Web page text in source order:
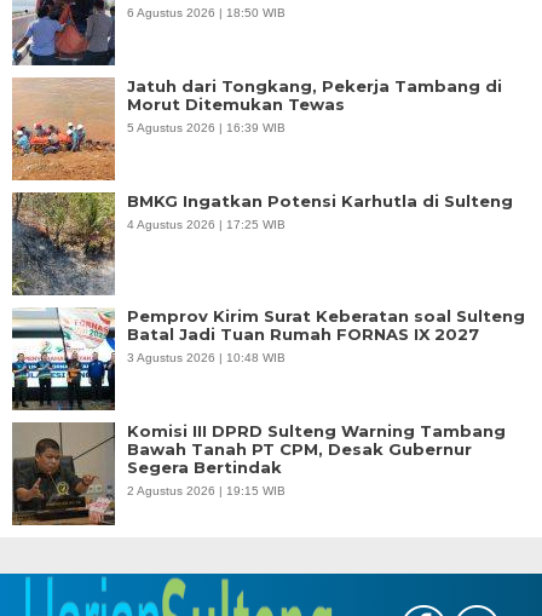
6 Agustus 2026 | 18:50 WIB
Jatuh dari Tongkang, Pekerja Tambang di
Morut Ditemukan Tewas
5 Agustus 2026 | 16:39 WIB
BMKG Ingatkan Potensi Karhutla di Sulteng
4 Agustus 2026 | 17:25 WIB
Pemprov Kirim Surat Keberatan soal Sulteng
Batal Jadi Tuan Rumah FORNAS IX 2027
3 Agustus 2026 | 10:48 WIB
Komisi III DPRD Sulteng Warning Tambang
Bawah Tanah PT CPM, Desak Gubernur
Segera Bertindak
2 Agustus 2026 | 19:15 WIB